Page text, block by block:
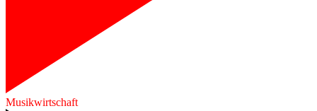
Musikwirtschaft